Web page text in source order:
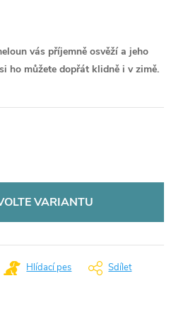
vás příjemně osvěží a jeho
ho můžete dopřát klidně i v zimě.
VARIANTU
Hlídací pes Sdílet